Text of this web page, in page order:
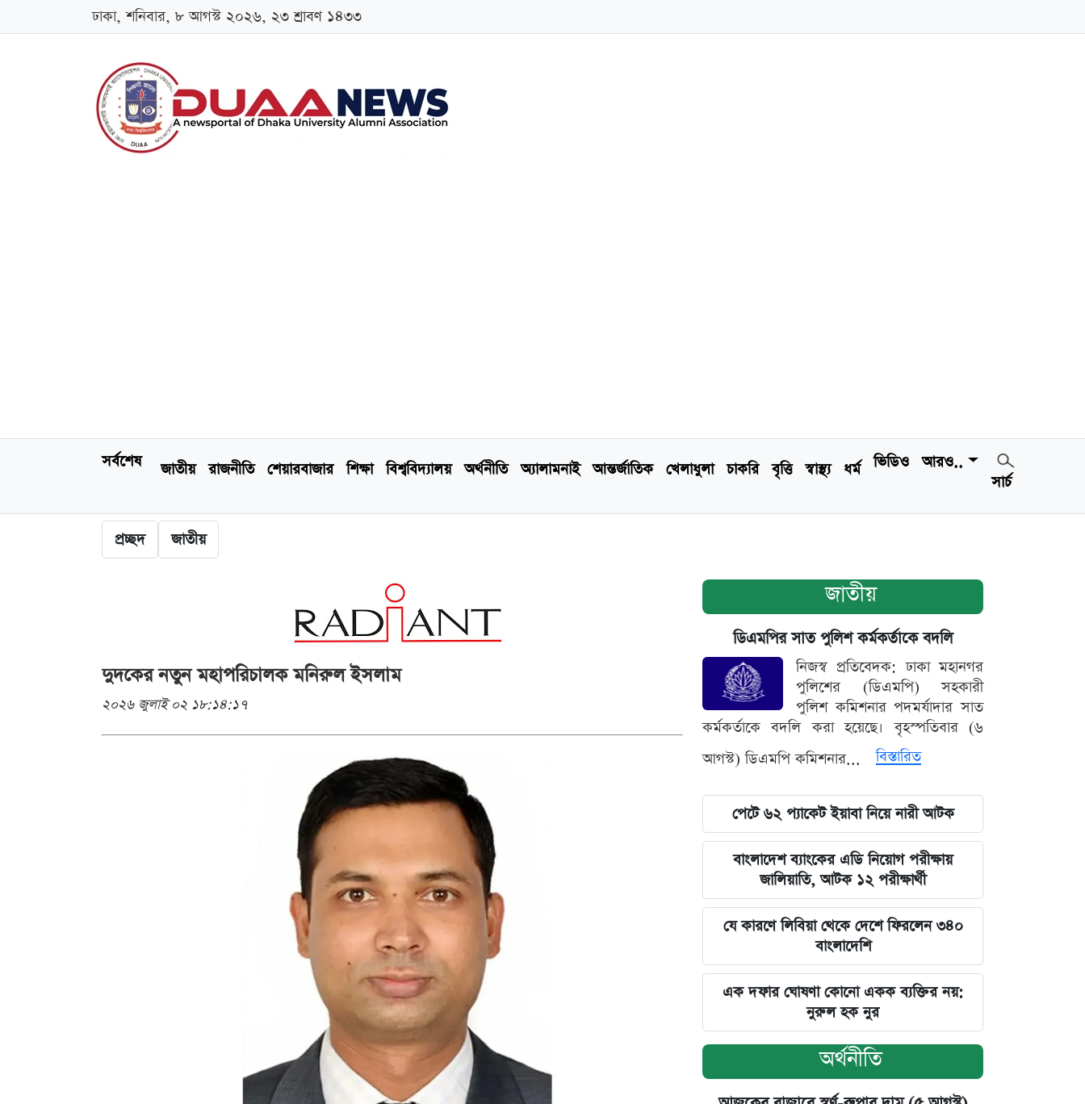
ঢাকা, শনিবার, ৮ আগস্ট ২০২৬, ২৩ শ্রাবণ ১৪৩৩
সর্বশেষ জাতীয় রাজনীতি শেয়ারবাজার শিক্ষা বিশ্ববিদ্যালয় অর্থনীতি অ্যালামনাই আন্তর্জাতিক খেলাধুলা চাকরি বৃত্তি স্বাস্থ্য ধর্ম ভিডিও
আরও..
সার্চ
প্রচ্ছদ জাতীয়
দুদকের নতুন মহাপরিচালক মনিরুল ইসলাম
২০২৬ জুলাই ০২ ১৮:১৪:১৭
জাতীয়
ডিএমপির সাত পুলিশ কর্মকর্তাকে বদলি
নিজস্ব প্রতিবেদক: ঢাকা মহানগর
পুলিশের (ডিএমপি) সহকারী
পুলিশ কমিশনার পদমর্যাদার সাত
কর্মকর্তাকে বদলি করা হয়েছে। বৃহস্পতিবার (৬
আগস্ট) ডিএমপি কমিশনার...
বিস্তারিত
পেটে ৬২ প্যাকেট ইয়াবা নিয়ে নারী আটক
বাংলাদেশ ব্যাংকের এডি নিয়োগ পরীক্ষায়
জালিয়াতি, আটক ১২ পরীক্ষার্থী
যে কারণে লিবিয়া থেকে দেশে ফিরলেন ৩৪০
বাংলাদেশি
এক দফার ঘোষণা কোনো একক ব্যক্তির নয়:
নুরুল হক নুর
অর্থনীতি